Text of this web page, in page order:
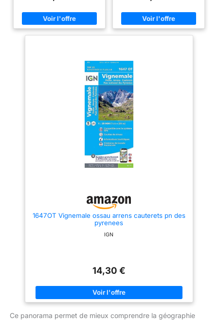
1647OT Vignemale ossau arrens cauterets pn des
pyrenees
IGN
14,30 €
Ce panorama permet de mieux comprendre la géographie